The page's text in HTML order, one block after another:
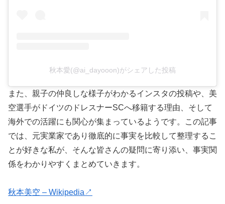
秋本愛(@ai_dayooon)がシェアした投稿
また、親子の仲良しな様子がわかるインスタの投稿や、美
空選手がドイツのドレスナーSCへ移籍する理由、そして
海外での活躍にも関心が集まっているようです。この記事
では、元実業家であり徹底的に事実を比較して整理するこ
とが好きな私が、そんな皆さんの疑問に寄り添い、事実関
係をわかりやすくまとめていきます。
秋本美空 – Wikipedia↗